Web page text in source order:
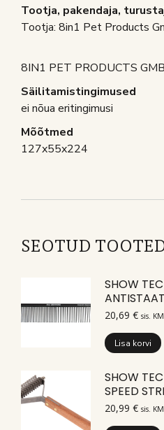
Tootja, pakendaja,
Tootja: 8in1 Pet Products
8IN1 PET PRODUCTS
Säilitamistingimused
ei nõua eritingimusi
Mõõtmed
127x55x224
SEOTUD
SHOW
20,69 € sis. KM
Lisa korvi
SHOW
SPEED
20,99 € sis. KM